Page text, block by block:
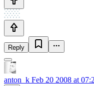
Reply
anton_k Feb 20 2008 at